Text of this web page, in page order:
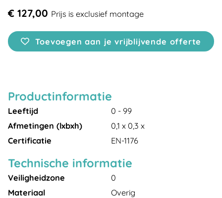
€ 127,00 Prijs is exclusief montage
Toevoegen aan je vrijblijvende offerte
Productinformatie
Leeftijd
0 - 99
Afmetingen (lxbxh)
0,1 x 0,3 x
Certificatie
EN-1176
Technische informatie
Veiligheidzone
0
Materiaal
Overig